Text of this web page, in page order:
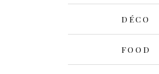
DÉCO
FOOD